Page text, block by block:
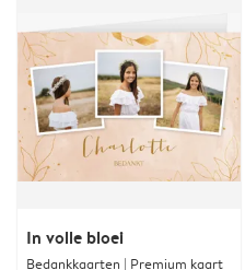
In volle bloei
Bedankkaarten | Premium kaart